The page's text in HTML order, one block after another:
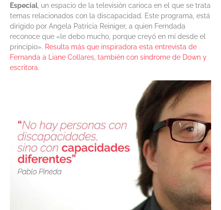
Especial, un espacio de la televisión carioca en el que se trata
temas relacionados con la discapacidad. Este programa, está
dirigido por Angela Patricia Reiniger, a quien Ferndada
reconoce que «le debo mucho, porque creyó en mí desde el
principio». Resulta más que inspiradora esta entrevista de
Fernanda a Liane Collares, también con síndrome de Down y
escritora.